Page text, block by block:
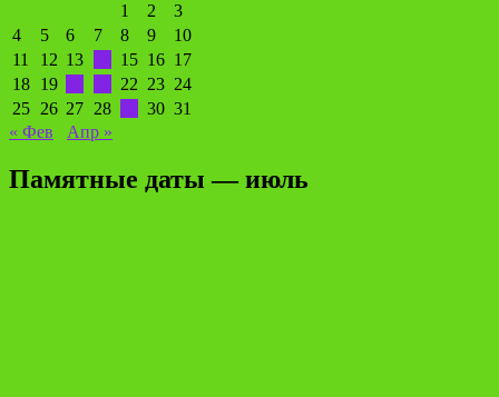
1
2
3
4
5 6 7 8 9
10
11
12 13 15 16 17
18 19 22 23 24
25 26 27 28 30 31
« Фев
Апр »
Памятные даты — июль